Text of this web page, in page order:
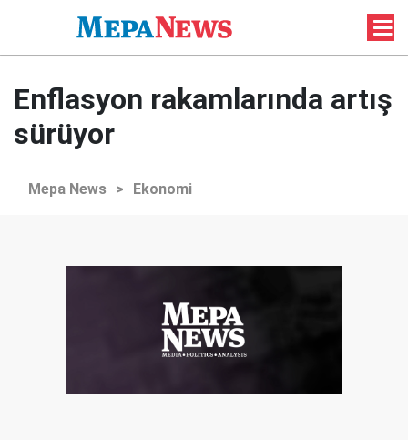
Enflasyon rakamlarında artış
sürüyor
Mepa News > Ekonomi